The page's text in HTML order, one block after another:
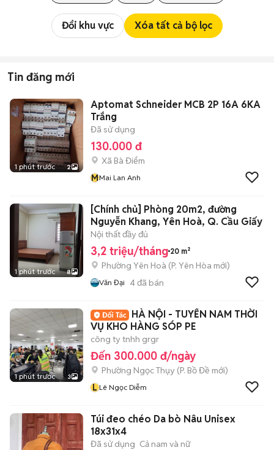
Đổi khu vực Xóa tất cả bộ lọc
Tin đăng mới
1 phút trước 2
Aptomat Schneider MCB 2P 16A 6KA
Trắng
Đã sử dụng
130.000 đ
Xã Bà Điểm
MMai Lan Anh
1 phút trước 8
[Chính chủ] Phòng 20m2, đường
Nguyễn Khang, Yên Hoà, Q. Cầu Giấy
Nội thất đầy đủ
3,2 triệu/tháng 20 m²
Phường Yên Hoà (P. Yên Hòa mới)
Văn Đại 4đã bán
1 phút trước 3
HÀ NỘI - TUYỂN NAM THỜI
VỤ KHO HÀNG SÓP PE
công ty tnhh grgr
Đến 300.000 đ/ngày
Phường Ngọc Thụy (P. Bồ Đề mới)
L Lê Ngọc Diễm
Túi đeo chéo Da bò Nâu Unisex
18x31x4
Đã sử dụng Cả nam và nữ